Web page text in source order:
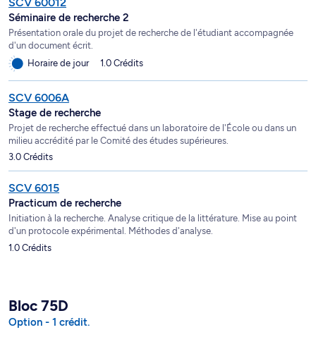
Séminaire de recherche 2
Présentation orale du projet de recherche de l'étudiant accompagnée
d'un document écrit.
Horaire de jour
1.0 Crédits
SCV 6006A
Stage de recherche
Projet de recherche effectué dans un laboratoire de l'École ou dans un
milieu accrédité par le Comité des études supérieures.
3.0 Crédits
SCV 6015
Practicum de recherche
Initiation à la recherche. Analyse critique de la littérature. Mise au point
d'un protocole expérimental. Méthodes d'analyse.
1.0 Crédits
Bloc 75D
Option - 1 crédit.